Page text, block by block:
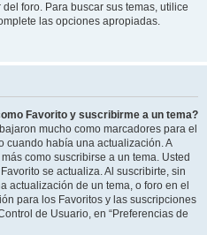
foro. Para buscar sus temas, utilice
las opciones apropiadas.
Favorito y suscribirme a un tema?
mucho como marcadores para el
cuando había una actualización. A
como suscribirse a un tema. Usted
se actualiza. Al suscribirte, sin
actualización de un tema, o foro en el
para los Favoritos y las suscripciones
de Usuario, en “Preferencias de